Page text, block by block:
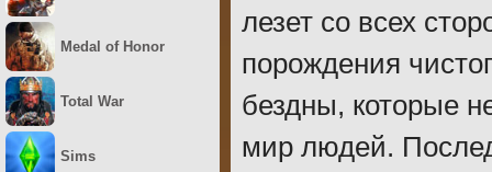
лезет со всех
порождения
бездны, которые
мир людей.
Medal of Honor
Total War
Sims